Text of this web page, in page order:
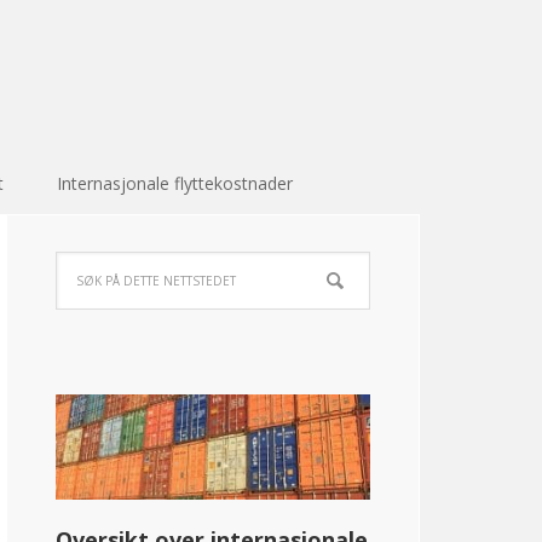
Internasjonale flyttekostnader